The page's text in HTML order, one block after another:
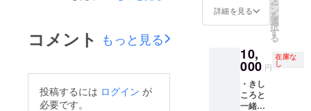
いいのかググっても
家にお風呂無いってき
ついですね〜。 名古
屋、東京での鹿肉パー
セスしていました。
プロジェクト側は初め
らしいサービスかを再
コメント もっと見る
投稿するには ログイン が
必要です。
致しま
表示い
広告右
（横
300×縦
250）
・大き
さの変
3ヶ月掲
載しま
す。 記
左側
は、当
ブログ
で一番
クリッ
ク率の
詳細を見る ー
ン
を
選
択
す
る
10,
000 円
在庫な
し
・きし
ころと
一緒に